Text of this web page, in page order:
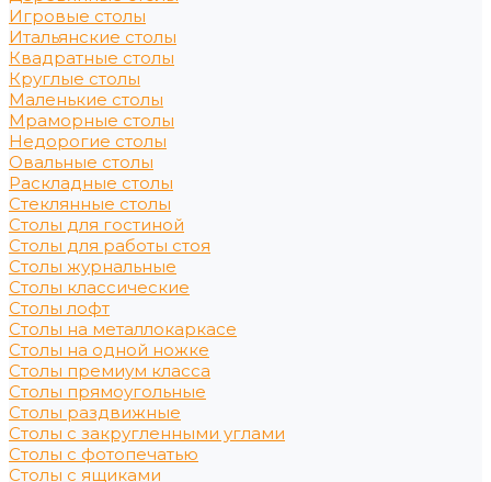
Игровые столы
Итальянские столы
Квадратные столы
Круглые столы
Маленькие столы
Мраморные столы
Недорогие столы
Овальные столы
Раскладные столы
Стеклянные столы
Столы для гостиной
Столы для работы стоя
Столы журнальные
Столы классические
Столы лофт
Столы на металлокаркасе
Столы на одной ножке
Столы премиум класса
Столы прямоугольные
Столы раздвижные
Столы с закругленными углами
Столы с фотопечатью
Столы с ящиками